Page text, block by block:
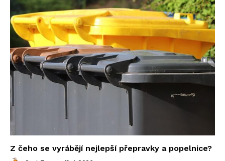
Z čeho se vyrábějí nejlepší přepravky a popelnice?